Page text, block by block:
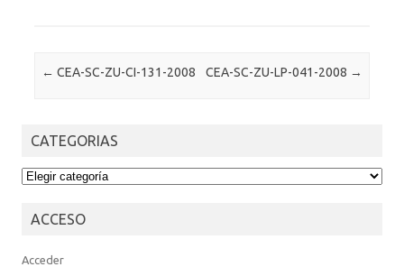
Post navigation
← CEA-SC-ZU-CI-131-2008 CEA-SC-ZU-LP-041-2008 →
CATEGORIAS
CATEGORIAS
ACCESO
Acceder